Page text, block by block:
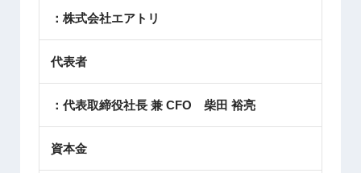
：株式会社エアトリ
代表者
：代表取締役社長 兼 CFO 柴田 裕亮
資本金